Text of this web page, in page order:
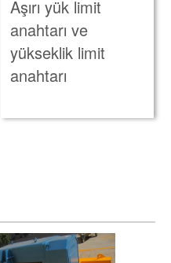
Aşırı yük limit
anahtarı ve
yükseklik limit
anahtarı